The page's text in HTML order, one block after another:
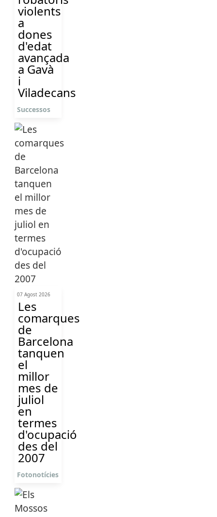
violents
a
dones
d'edat
avançada
a Gavà
i
Viladecans
Successos
07 Agost 2026
Les
comarques
de
Barcelona
tanquen
el
millor
mes de
juliol
en
termes
d'ocupació
des del
2007
Fotonotícies